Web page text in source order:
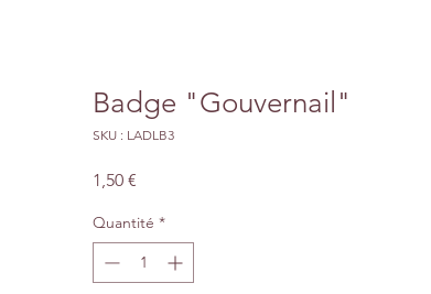
Badge "Gouvernail"
SKU : LADLB3
1,50 €
Quantité *